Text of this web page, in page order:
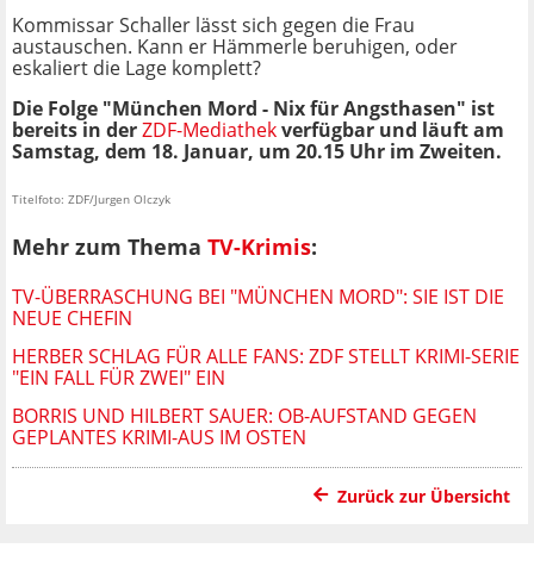
Kommissar Schaller lässt sich gegen die Frau
austauschen. Kann er Hämmerle beruhigen, oder
eskaliert die Lage komplett?
Die Folge "München Mord - Nix für Angsthasen" ist
bereits in derZDF-Mediathekverfügbar und läuft am
Samstag, dem 18. Januar, um 20.15 Uhr im Zweiten.
Titelfoto: ZDF/Jurgen Olczyk
Mehr zum Thema TV-Krimis:
TV-ÜBERRASCHUNG BEI "MÜNCHEN MORD": SIE IST DIE
NEUE CHEFIN
HERBER SCHLAG FÜR ALLE FANS: ZDF STELLT KRIMI-SERIE
"EIN FALL FÜR ZWEI" EIN
BORRIS UND HILBERT SAUER: OB-AUFSTAND GEGEN
GEPLANTES KRIMI-AUS IM OSTEN
Zurück zur Übersicht